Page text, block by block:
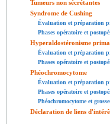
Tumeurs non sécrétantes
Syndrome de Cushing
Évaluation et préparation
Phases opératoire et
Hyperaldostéronisme
Évaluation et préparation
Phases opératoire et
Phéochromocytome
Évaluation et préparation
Phases opératoire et
Phéochromocytome et
Déclaration de liens